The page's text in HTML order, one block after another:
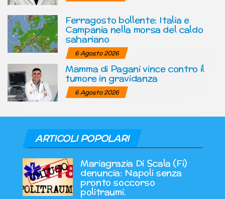
Ferragosto bollente: Italia e
Campania nella morsa del caldo
sahariano
6 Agosto 2026
Mamma di Pagani vince contro il
tumore in gravidanza
6 Agosto 2026
ARTICOLI POPOLARI
Mariagrazia Di Scala (Fi)
denuncia: Napoli senza
pronto soccorso
politraumi.